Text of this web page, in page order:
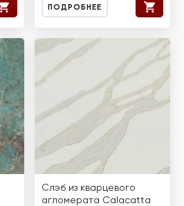
ПОДРОБНЕЕ
Слэб из кварцевого
агломерата Calacatta